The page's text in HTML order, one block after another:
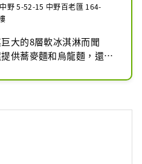
野 5-52-15 中野百老匯 164-
大的8層軟冰淇淋而聞
供蕎麥麵和烏龍麵，還有